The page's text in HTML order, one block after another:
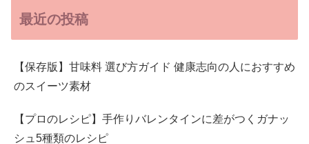
最近の投稿
【保存版】甘味料 選び方ガイド 健康志向の人におすすめ
のスイーツ素材
【プロのレシピ】手作りバレンタインに差がつくガナッ
シュ5種類のレシピ